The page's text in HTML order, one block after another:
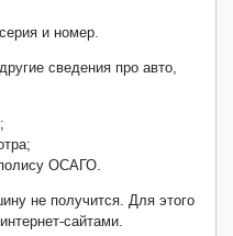
и номер.
сведения про авто,
ОСАГО.
не получится. Для этого
сайтами.